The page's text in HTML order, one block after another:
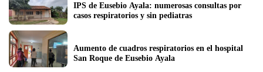
IPS de Eusebio Ayala: numerosas consultas por
Aumento de cuadros respiratorios en el hospital
San Roque de Eusebio Ayala